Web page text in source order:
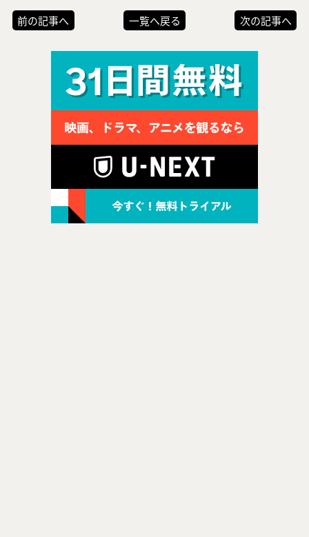
前の記事へ 一覧へ戻る 次の記事へ